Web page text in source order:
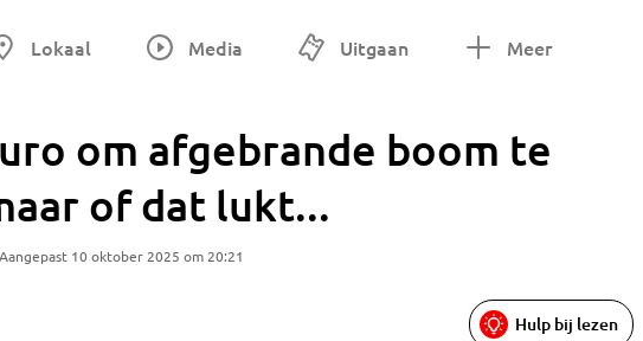
Lokaal Media Uitgaan Meer
om afgebrande boom te
of dat lukt...
10 oktober 2025 om 20:21
Hulp bij lezen